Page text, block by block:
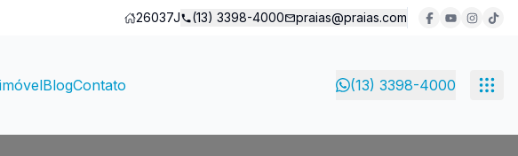
26037J (13) 3398-4000 praias@praias.com
BlogContato (13) 3398-4000